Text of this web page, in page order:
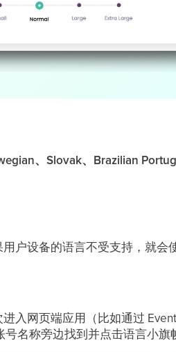
、Slovak、Brazilian
户设备的语言不受支持，就会
入网页端应用（比如通过
名称旁边找到并点击语言小旗